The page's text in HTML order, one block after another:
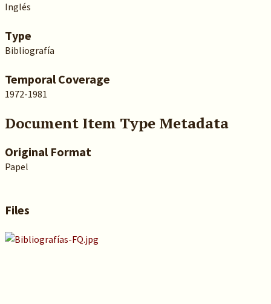
Inglés
Type
Bibliografía
Temporal Coverage
1972-1981
Document Item Type Metadata
Original Format
Papel
Files